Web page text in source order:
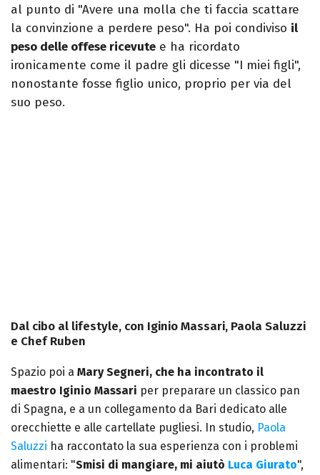
al punto di "Avere una molla che ti faccia scattare
la convinzione a perdere peso". Ha poi condiviso il
peso delle offese ricevute e ha ricordato
ironicamente come il padre gli dicesse "I miei figli",
nonostante fosse figlio unico, proprio per via del
suo peso.
Dal cibo al lifestyle, con Iginio Massari, Paola Saluzzi
e Chef Ruben
Spazio poi a Mary Segneri, che ha incontrato il
maestro Iginio Massari per preparare un classico pan
di Spagna, e a un collegamento da Bari dedicato alle
orecchiette e alle cartellate pugliesi. In studio, Paola
Saluzzi ha raccontato la sua esperienza con i problemi
alimentari: "Smisi di mangiare, mi aiutò Luca Giurato",